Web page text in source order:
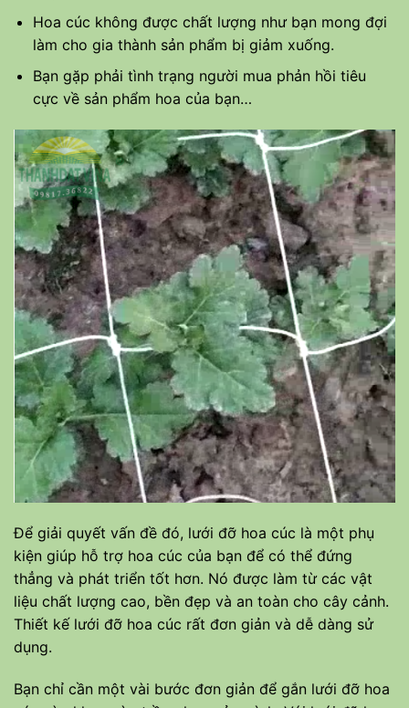
Hoa cúc không được chất lượng như bạn mong đợi
làm cho gia thành sản phẩm bị giảm xuống.
Bạn gặp phải tình trạng người mua phản hồi tiêu
cực về sản phẩm hoa của bạn…
Để giải quyết vấn đề đó, lưới đỡ hoa cúc là một phụ
kiện giúp hỗ trợ hoa cúc của bạn để có thể đứng
thẳng và phát triển tốt hơn. Nó được làm từ các vật
liệu chất lượng cao, bền đẹp và an toàn cho cây cảnh.
Thiết kế lưới đỡ hoa cúc rất đơn giản và dễ dàng sử
dụng.
Bạn chỉ cần một vài bước đơn giản để gắn lưới đỡ hoa